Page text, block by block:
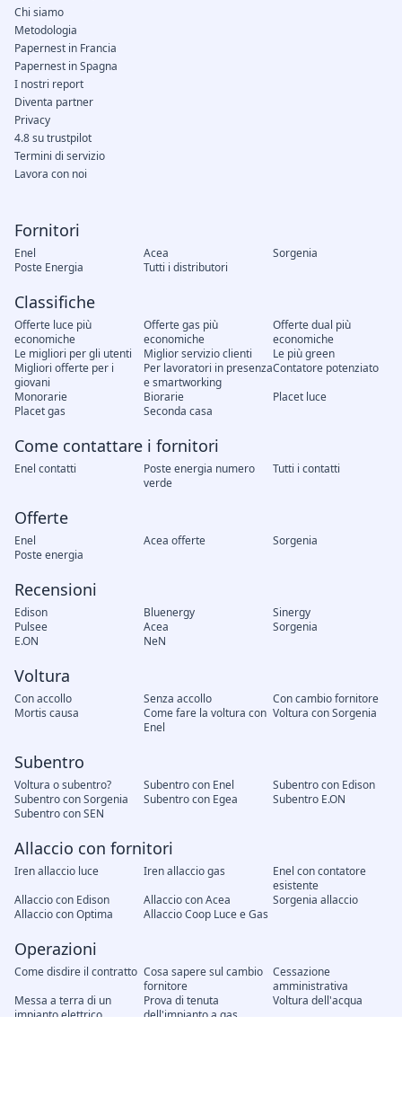
Fornitori
Enel Acea
Sorgenia
Poste Energia
Tutti i distributori
Classifiche
Offerte luce più
economiche
Offerte gas più
economiche
Offerte dual più
economiche
Le migliori per gli utenti
Miglior servizio clienti
Le più green
Migliori offerte per i
giovani
Per lavoratori in presenza
e smartworking
Contatore potenziato
Monorarie
Biorarie
Placet luce
Placet gas
Seconda casa
Come contattare i fornitori
Enel contatti
Poste energia numero
verde
Tutti i contatti
Offerte
Enel Acea offerte
Sorgenia
Poste energia
Recensioni
Edison Bluenergy
Sinergy
Pulsee
Acea
Sorgenia
E.ON
NeN
Voltura
Con accollo Senza accollo
Con cambio fornitore
Mortis causa
Come fare la voltura con
Enel
Voltura con Sorgenia
Subentro
Voltura o subentro? Subentro con Enel
Subentro con Edison
Subentro con Sorgenia
Subentro con Egea
Subentro E.ON
Subentro con SEN
Allaccio con fornitori
Iren allaccio luce Iren allaccio gas
Enel con contatore
esistente
Allaccio con Edison
Allaccio con Acea
Sorgenia allaccio
Allaccio con Optima
Allaccio Coop Luce e Gas
Operazioni
Come disdire il contratto Cosa sapere sul cambio
fornitore
Cessazione
amministrativa
Messa a terra di un
impianto elettrico
Prova di tenuta
dell'impianto a gas
Voltura dell'acqua
Chi siamo
Metodologia
Papernest in Francia
Papernest in Spagna
I nostri report
Diventa partner
Privacy
4.8 su trustpilot
Termini di servizio
Lavora con noi